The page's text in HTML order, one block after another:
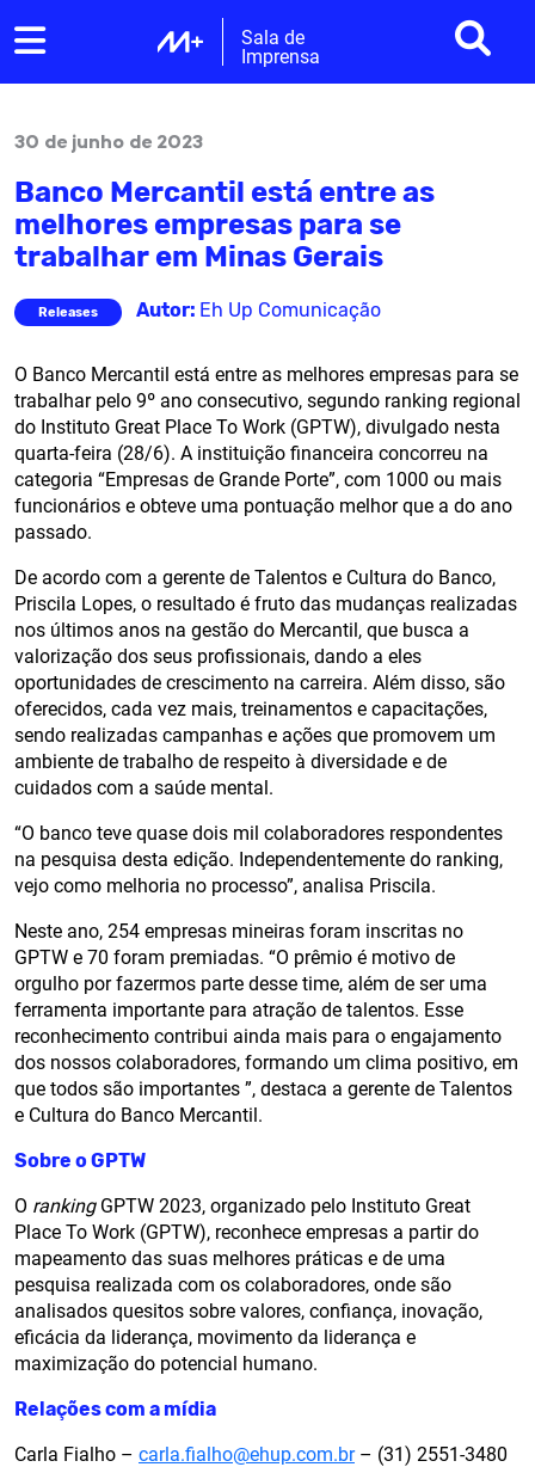
Sala de
Imprensa
30 de junho de 2023
Banco Mercantil está entre as
melhores empresas para se
trabalhar em Minas Gerais
Releases Autor: Eh Up Comunicação
O Banco Mercantil está entre as melhores empresas para se
trabalhar pelo 9º ano consecutivo, segundo ranking regional
do Instituto Great Place To Work (GPTW), divulgado nesta
quarta-feira (28/6). A instituição financeira concorreu na
categoria “Empresas de Grande Porte”, com 1000 ou mais
funcionários e obteve uma pontuação melhor que a do ano
passado.
De acordo com a gerente de Talentos e Cultura do Banco,
Priscila Lopes, o resultado é fruto das mudanças realizadas
nos últimos anos na gestão do Mercantil, que busca a
valorização dos seus profissionais, dando a eles
oportunidades de crescimento na carreira. Além disso, são
oferecidos, cada vez mais, treinamentos e capacitações,
sendo realizadas campanhas e ações que promovem um
ambiente de trabalho de respeito à diversidade e de
cuidados com a saúde mental.
“O banco teve quase dois mil colaboradores respondentes
na pesquisa desta edição. Independentemente do ranking,
vejo como melhoria no processo”, analisa Priscila.
Neste ano, 254 empresas mineiras foram inscritas no
GPTW e 70 foram premiadas. “O prêmio é motivo de
orgulho por fazermos parte desse time, além de ser uma
ferramenta importante para atração de talentos. Esse
reconhecimento contribui ainda mais para o engajamento
dos nossos colaboradores, formando um clima positivo, em
que todos são importantes ”, destaca a gerente de Talentos
e Cultura do Banco Mercantil.
Sobre o GPTW
O rankingGPTW 2023, organizado pelo Instituto Great
Place To Work (GPTW), reconhece empresas a partir do
mapeamento das suas melhores práticas e de uma
pesquisa realizada com os colaboradores, onde são
analisados quesitos sobre valores, confiança, inovação,
eficácia da liderança, movimento da liderança e
maximização do potencial humano.
Relações com a mídia
Carla Fialho – carla.fialho@ehup.com.br– (31) 2551-3480